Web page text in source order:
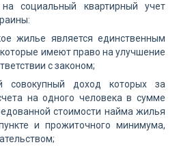
социальный квартирный учет
жилье является единственным
имеют право на улучшение
с законом;
совокупный доход которых за
на одного человека в сумме
стоимости найма жилья
и прожиточного минимума,